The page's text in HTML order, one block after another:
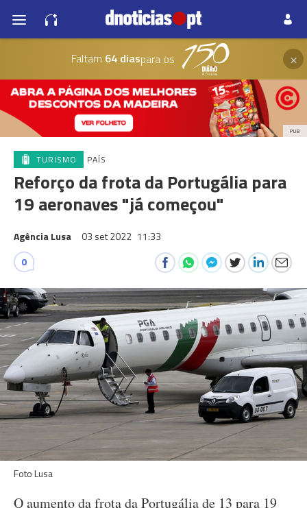
Faltam 64 diaspara os ×
PUB
TURISMO PAÍS
Reforço da frota da Portugália para
19 aeronaves "já começou"
Agência Lusa 03 set 2022 11:33
0
Foto Lusa
O aumento da frota da Portugália de 13 para 19